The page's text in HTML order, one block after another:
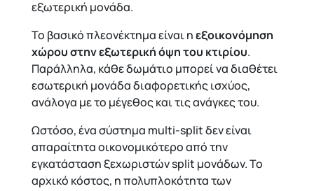
εξωτερική μονάδα.
Το βασικό πλεονέκτημα είναι ηεξοικονόμηση
χώρου στην εξωτερική όψη του κτιρίου.
Παράλληλα, κάθε δωμάτιο μπορεί να διαθέτει
εσωτερική μονάδα διαφορετικής ισχύος,
ανάλογα με το μέγεθος και τις ανάγκες του.
Ωστόσο, ένα σύστημα multi-split δεν είναι
απαραίτητα οικονομικότερο από την
εγκατάσταση ξεχωριστών split μονάδων. Το
αρχικό κόστος, η πολυπλοκότητα των